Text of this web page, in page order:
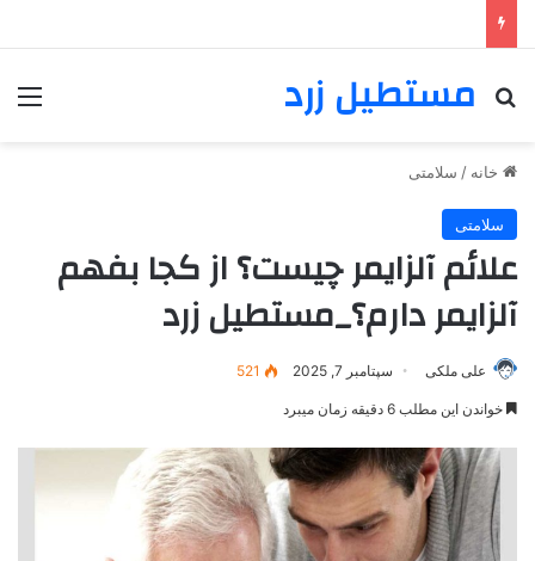
مستطیل زرد
خانه / سلامتی
سلامتی
علائم آلزایمر چیست؟ از کجا بفهم
آلزایمر دارم؟_مستطیل زرد
علی ملکی سپتامبر 7, 2025 521
خواندن این مطلب 6 دقیقه زمان میبرد